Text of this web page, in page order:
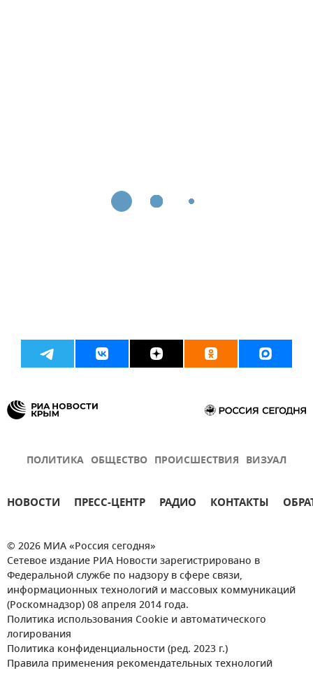
ПОЛИТИКА ОБЩЕСТВО ПРОИСШЕСТВИЯ ВИЗУАЛ
НОВОСТИ ПРЕСС-ЦЕНТР РАДИО КОНТАКТЫ
© 2026 МИА «Россия сегодня»
Сетевое издание РИА Новости зарегистрировано в
Федеральной службе по надзору в сфере связи,
информационных технологий и массовых коммуникаций
(Роскомнадзор) 08 апреля 2014 года.
Политика использования Cookie и автоматического
логирования
Политика конфиденциальности (ред. 2023 г.)
Правила применения рекомендательных технологий